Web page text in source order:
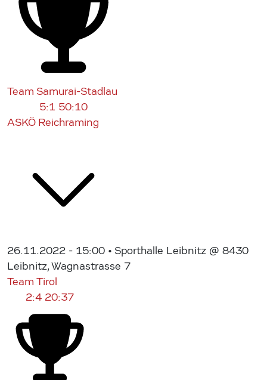
Team Samurai-Stadlau
5:1 50:10
ASKÖ Reichraming
26.11.2022 - 15:00 • Sporthalle Leibnitz @ 8430
Leibnitz, Wagnastrasse 7
Team Tirol
2:4 20:37